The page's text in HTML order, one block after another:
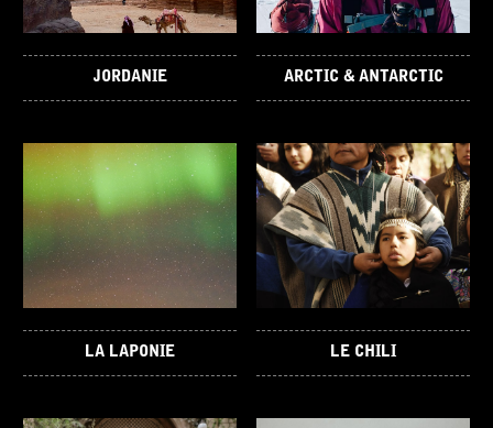
JORDANIE ARCTIC & ANTARCTIC
LA LAPONIE LE CHILI